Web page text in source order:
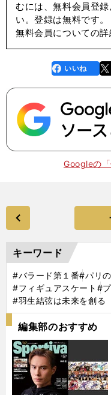
むには、無料会員登
い。登録は無料です。
無料会員についての詳
faceboo
k
いいね
Googleの
キーワード
#バラード第１番#パリ
#フィギュアスケート #
#羽生結弦は未来を創る
編集部のおすすめ